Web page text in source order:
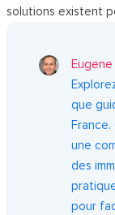
solutions existent
que
une
des
pour